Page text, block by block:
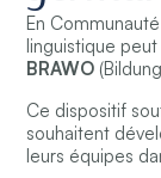
En
linguistique
BRAWO
Ce dispositif
souhaitent
leurs équipes